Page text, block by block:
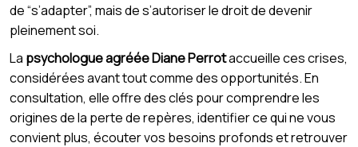
de “s’adapter”, mais de s’autoriser le droit de devenir
pleinement soi.
La psychologue agréée Diane Perrotaccueille ces crises,
considérées avant tout comme des opportunités. En
consultation, elle offre des clés pour comprendre les
origines de la perte de repères, identifier ce qui ne vous
convient plus, écouter vos besoins profonds et retrouver